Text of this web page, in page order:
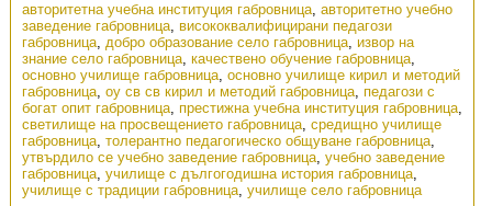
авторитетна учебна институция габровница, авторитетно учебно
заведение габровница, висококвалифицирани педагози
габровница, добро образование село габровница, извор на
знание село габровница, качествено обучение габровница,
основно училище габровница, основно училище кирил и методий
габровница, оу св св кирил и методий габровница, педагози с
богат опит габровница, престижна учебна институция габровница,
светилище на просвещението габровница, средищно училище
габровница, толерантно педагогическо общуване габровница,
утвърдило се учебно заведение габровница, учебно заведение
габровница, училище с дългогодишна история габровница,
училище с традиции габровница, училище село габровница